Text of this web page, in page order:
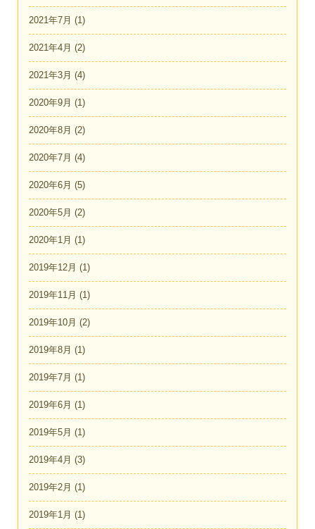
2021年7月 (1)
2021年4月 (2)
2021年3月 (4)
2020年9月 (1)
2020年8月 (2)
2020年7月 (4)
2020年6月 (5)
2020年5月 (2)
2020年1月 (1)
2019年12月 (1)
2019年11月 (1)
2019年10月 (2)
2019年8月 (1)
2019年7月 (1)
2019年6月 (1)
2019年5月 (1)
2019年4月 (3)
2019年2月 (1)
2019年1月 (1)